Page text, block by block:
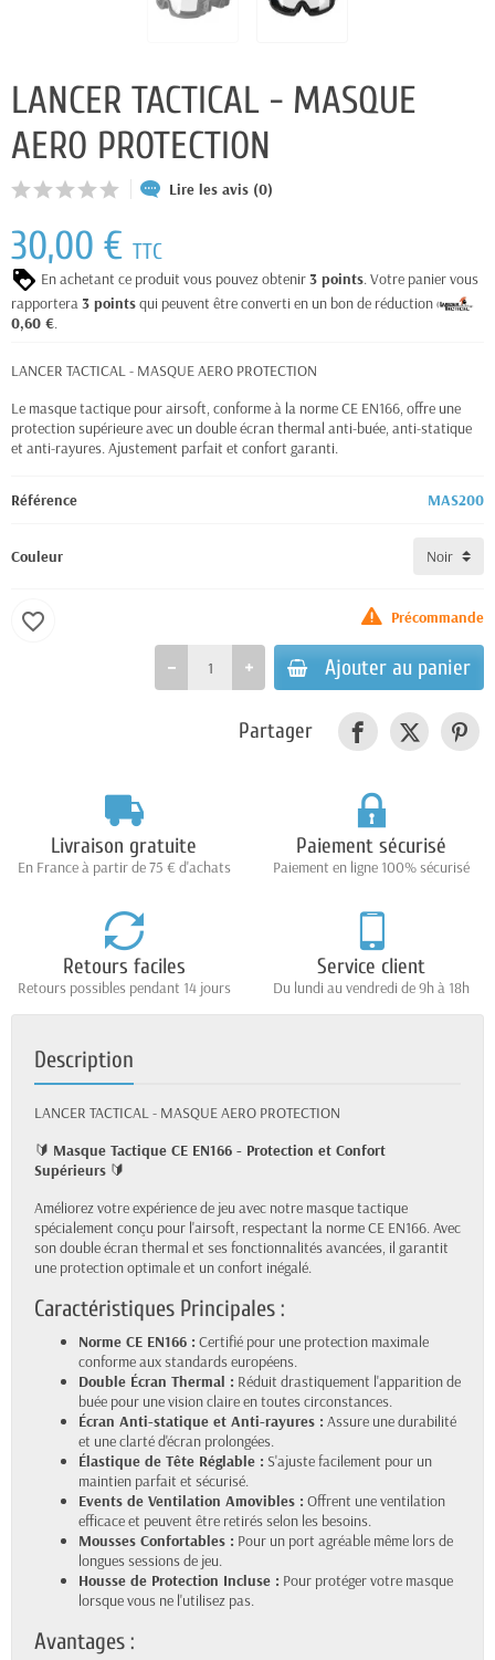
LANCER TACTICAL - MASQUE
AERO PROTECTION
Lire les avis (0)
30,00 € TTC
En achetant ce produit vous pouvez obtenir3 points. Votre panier vous
rapportera3 pointsqui peuvent être converti en un bon de réduction de
0,60 €.
LANCER TACTICAL - MASQUE AERO PROTECTION
Le masque tactique pour airsoft, conforme à la norme CE EN166, offre une
protection supérieure avec un double écran thermal anti-buée, anti-statique
et anti-rayures. Ajustement parfait et confort garanti.
Référence MAS200
Couleur
Précommande
Ajouter au panier
favorite_border
Partager
Livraison gratuite
En France à partir de 75 € d'achats
Paiement sécurisé
Paiement en ligne 100% sécurisé
Retours faciles
Retours possibles pendant 14 jours
Service client
Du lundi au vendredi de 9h à 18h
Description
LANCER TACTICAL - MASQUE AERO PROTECTION
🔰 Masque Tactique CE EN166 - Protection et Confort
Supérieurs 🔰
Améliorez votre expérience de jeu avec notre masque tactique
spécialement conçu pour l'airsoft, respectant la norme CE EN166. Avec
son double écran thermal et ses fonctionnalités avancées, il garantit
une protection optimale et un confort inégalé.
Caractéristiques Principales :
Norme CE EN166 : Certifié pour une protection maximale
conforme aux standards européens.
Double Écran Thermal : Réduit drastiquement l'apparition de
buée pour une vision claire en toutes circonstances.
Écran Anti-statique et Anti-rayures : Assure une durabilité
et une clarté d'écran prolongées.
Élastique de Tête Réglable : S'ajuste facilement pour un
maintien parfait et sécurisé.
Events de Ventilation Amovibles : Offrent une ventilation
efficace et peuvent être retirés selon les besoins.
Mousses Confortables : Pour un port agréable même lors de
longues sessions de jeu.
Housse de Protection Incluse : Pour protéger votre masque
lorsque vous ne l'utilisez pas.
Avantages :